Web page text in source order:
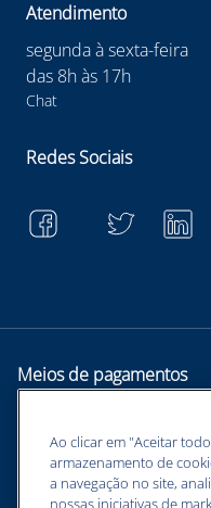
Atendimento
segunda à sexta-feira
das 8h às 17h
Chat
Redes Sociais
Meios de pagamentos
Ao clicar em "Aceitar
armazenamento de
a navegação no site,
nossas iniciativas de